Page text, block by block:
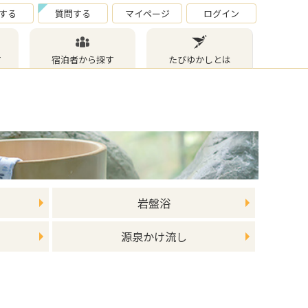
る 質問する マイページ ログイン
宿泊者から探す たびゆかしとは
岩盤浴
源泉かけ流し